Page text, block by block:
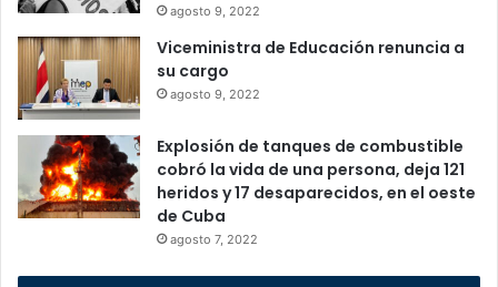
agosto 9, 2022
Viceministra de Educación renuncia a
su cargo
agosto 9, 2022
Explosión de tanques de combustible
cobró la vida de una persona, deja 121
heridos y 17 desaparecidos, en el oeste
de Cuba
agosto 7, 2022